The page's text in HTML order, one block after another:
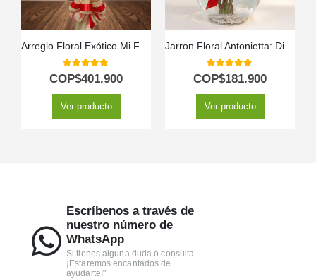
Arreglo Floral Exótico Mi Flechazo
5.00out of 5
COP$401.900
Ver producto
Jarron Floral Antonietta: Diseño Exclusivo con Rosas Rojas a Domicilio ⚜️
5.00out of 5
COP$181.900
Ver producto
Escríbenos a través de
nuestro número de
WhatsApp
Si tienes alguna duda o consulta.
¡Estaremos encantados de
ayudarte!"